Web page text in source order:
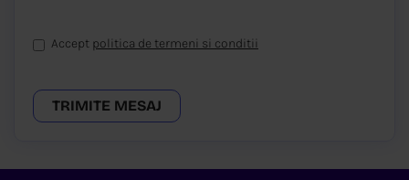
Accept politica de termeni si conditii
TRIMITE MESAJ